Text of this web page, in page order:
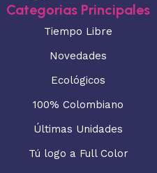
Categorias Principales
Tiempo Libre
Novedades
Ecológicos
100% Colombiano
Últimas Unidades
Tú logo a Full Color